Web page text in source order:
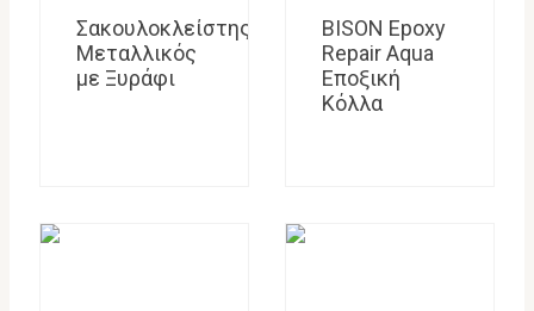
Σακουλοκλείστης
Μεταλλικός
με Ξυράφι
BISON Epoxy
Repair Aqua
Εποξική
Κόλλα